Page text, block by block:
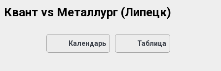
Квант vs Металлург (Липецк)
Календарь Таблица